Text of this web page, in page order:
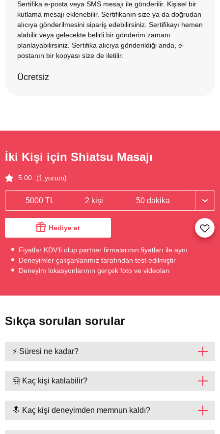
Sertifika e-posta veya SMS mesajı ile gönderilir. Kişisel bir
kutlama mesajı eklenebilir. Sertifikanın size ya da doğrudan
alıcıya gönderilmesini sipariş edebilirsiniz. Sertifikayı hemen
alabilir veya gelecekte belirli bir gönderim zamanı
planlayabilirsiniz. Sertifika alıcıya gönderildiği anda, e-
postanın bir kopyası size de iletilir.
Ücretsiz
İki Kişi için Shiatsu Masajı
5.00 (1 yorum)
5000 TL 2 kişi 50 dakika
Hediye et
Fiyatlar KDV'li olup partner firmalarının fiyatları ile aynı
Deneyimler çalışanlarımız tarafından test edilmiştir
Deneyim lokasyonlarının gerçek foto ve videoları
Sıkça sorulan sorular
⚡ Süresi ne kadar?
🤗 Kaç kişi katılabilir?
🔝 Kaç kişi deneyimden memnun kaldı?